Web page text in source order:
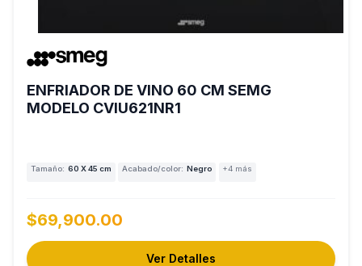
ENFRIADOR DE VINO 60 CM SEMG
MODELO CVIU621NR1
Tamaño: 60 X 45 cm Acabado/color: Negro +4 más
$69,900.00
Ver Detalles